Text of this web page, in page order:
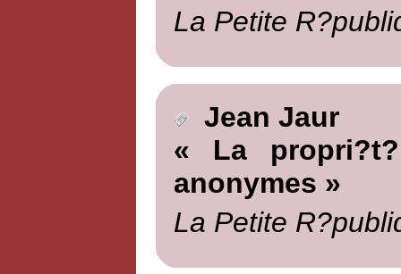
La Petite
Jean Jaur
« La
anonymes »
La Petite